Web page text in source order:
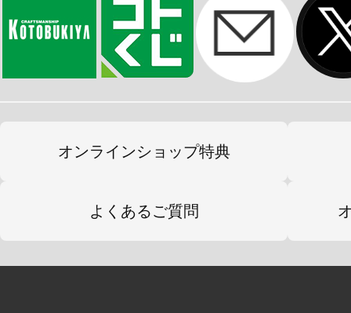
オンラインショップ特典
よくあるご質問